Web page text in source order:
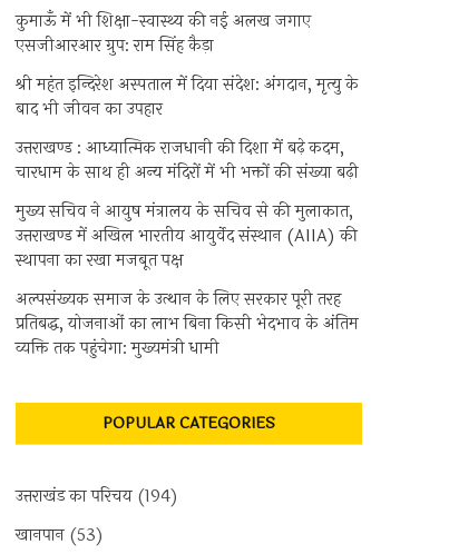
कुमाऊँ में भी शिक्षा-स्वास्थ्य की नई अलख जगाए
एसजीआरआर ग्रुप: राम सिंह कैड़ा
श्री महंत इन्दिरेश अस्पताल में दिया संदेश: अंगदान, मृत्यु के
बाद भी जीवन का उपहार
उत्तराखण्ड : आध्यात्मिक राजधानी की दिशा में बढ़े कदम,
चारधाम के साथ ही अन्य मंदिरों में भी भक्तों की संख्या बढ़ी
मुख्य सचिव ने आयुष मंत्रालय के सचिव से की मुलाकात,
उत्तराखण्ड में अखिल भारतीय आयुर्वेद संस्थान (AIIA) की
स्थापना का रखा मजबूत पक्ष
अल्पसंख्यक समाज के उत्थान के लिए सरकार पूरी तरह
प्रतिबद्ध, योजनाओं का लाभ बिना किसी भेदभाव के अंतिम
व्यक्ति तक पहुंचेगा: मुख्यमंत्री धामी
POPULAR CATEGORIES
उत्तराखंड का परिचय (194)
खानपान (53)